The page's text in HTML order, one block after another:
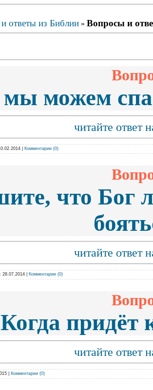
ответы из Библии » Вопросы и
можем
читайте ответ
Комментарии (0)
что Бог
читайте ответ
28.07.2014 Комментарии (0)
Когда придёт
читайте ответ
Комментарии (0)